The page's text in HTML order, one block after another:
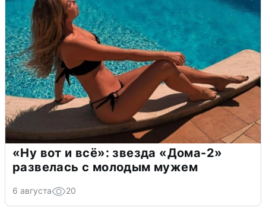
«Ну вот и всё»: звезда «Дома-2»
развелась с молодым мужем
6 августа 20